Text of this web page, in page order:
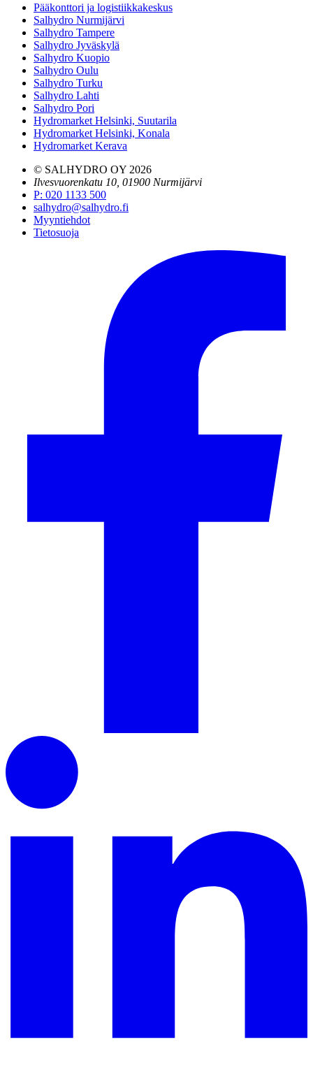
Pääkonttori ja logistiikkakeskus
Salhydro Nurmijärvi
Salhydro Tampere
Salhydro Jyväskylä
Salhydro Kuopio
Salhydro Oulu
Salhydro Turku
Salhydro Lahti
Salhydro Pori
Hydromarket Helsinki, Suutarila
Hydromarket Helsinki, Konala
Hydromarket Kerava
© SALHYDRO OY 2026
Ilvesvuorenkatu 10, 01900 Nurmijärvi
P: 020 1133 500
salhydro@salhydro.fi
Myyntiehdot
Tietosuoja